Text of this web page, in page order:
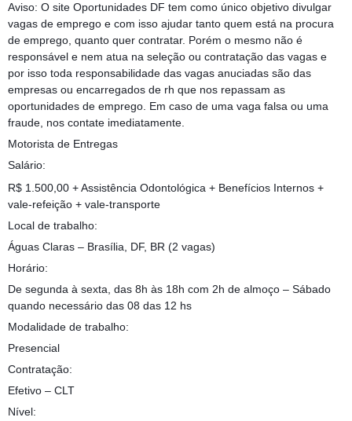
Aviso: O site Oportunidades DF tem como único objetivo divulgar
vagas de emprego e com isso ajudar tanto quem está na procura
de emprego, quanto quer contratar. Porém o mesmo não é
responsável e nem atua na seleção ou contratação das vagas e
por isso toda responsabilidade das vagas anuciadas são das
empresas ou encarregados de rh que nos repassam as
oportunidades de emprego. Em caso de uma vaga falsa ou uma
fraude, nos contate imediatamente.
Motorista de Entregas
Salário:
R$ 1.500,00 + Assistência Odontológica + Benefícios Internos +
vale-refeição + vale-transporte
Local de trabalho:
Águas Claras – Brasília, DF, BR (2 vagas)
Horário:
De segunda à sexta, das 8h às 18h com 2h de almoço – Sábado
quando necessário das 08 das 12 hs
Modalidade de trabalho:
Presencial
Contratação:
Efetivo – CLT
Nível: